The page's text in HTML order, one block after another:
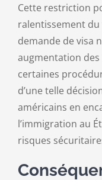
Cette restriction
ralentissement
demande de visa
augmentation
certaines
d’une telle
américains en
l’immigration au
risques